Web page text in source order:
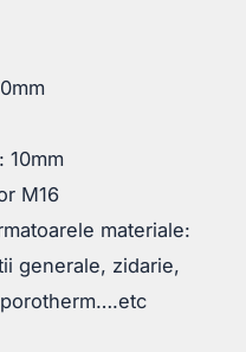
10mm
M16
materiale:
generale, zidarie,